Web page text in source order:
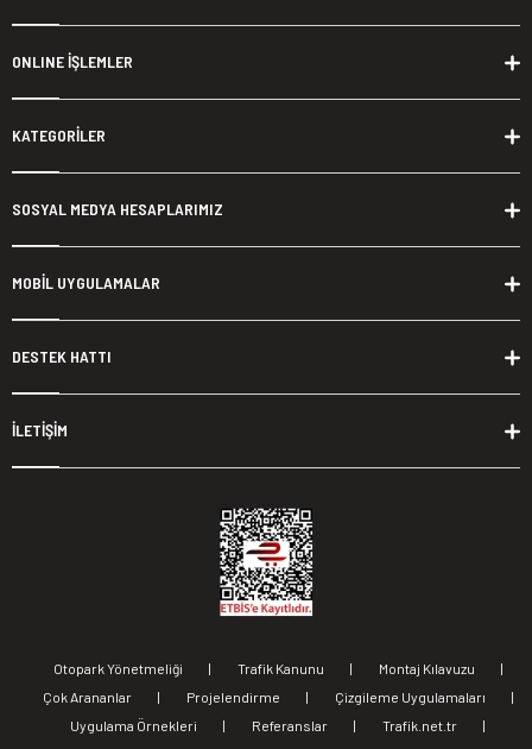
ONLINE İŞLEMLER
KATEGORİLER
SOSYAL MEDYA HESAPLARIMIZ
MOBİL UYGULAMALAR
DESTEK HATTI
İLETİŞİM
Otopark Yönetmeliği | Trafik Kanunu | Montaj Kılavuzu
|
Çok Arananlar
| Projelendirme | Çizgileme Uygulamaları
|
Uygulama Örnekleri
| Referanslar | Trafik.net.tr
|